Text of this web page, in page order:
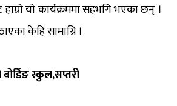
यो कार्यक्रममा सहभगि भएका छन् ।
केहि सामाग्रि ।
स्कुल,सप्तरी